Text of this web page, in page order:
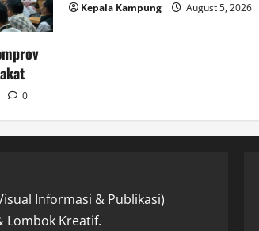
0
Kepala Kampung August 5, 2026
Informasi & Publikasi)
Lombok Kreatif.